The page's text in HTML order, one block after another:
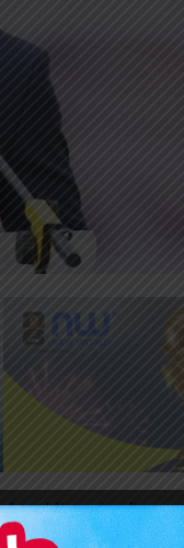
public ce jeudi un
nationaux pour les